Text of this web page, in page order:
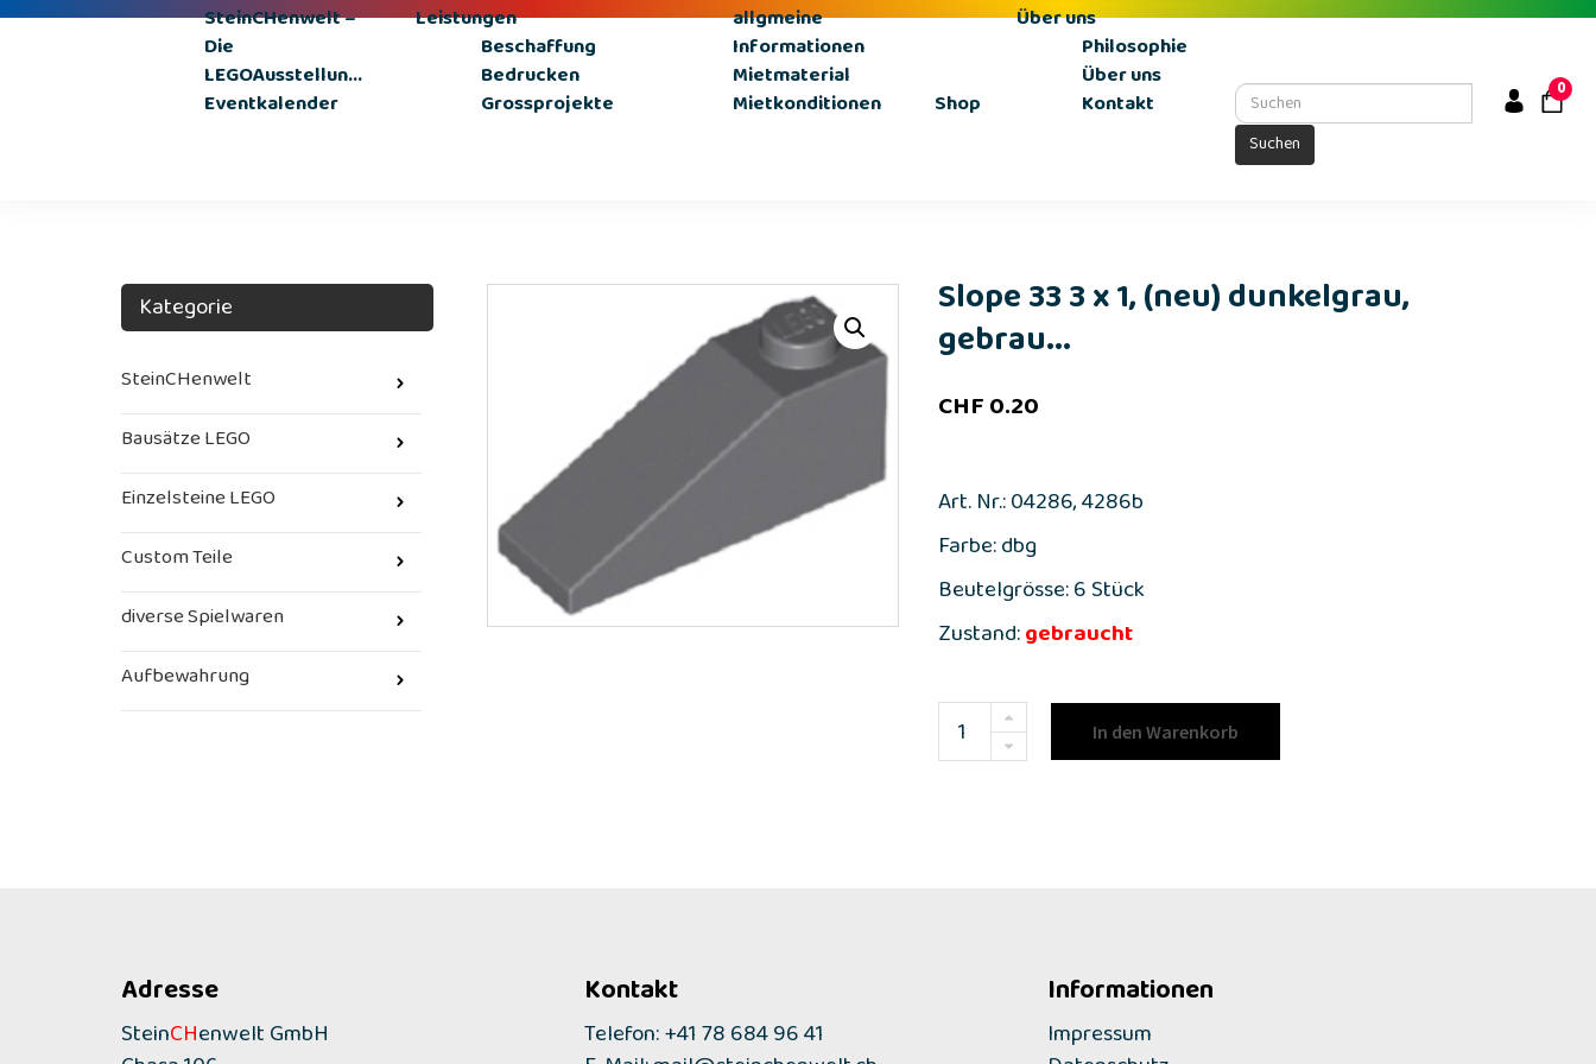
SteinCHenwelt –
Die
LEGOAusstellun...
Eventkalender
Leistungen
Beschaffung
Bedrucken
Grossprojekte
allgmeine
Informationen
Mietmaterial
Mietkonditionen Shop
Über uns
Philosophie
Über uns
Kontakt
Suchen
0
Slope 33 3 x 1, (neu) dunkelgrau,
gebrau...
CHF0.20
Art. Nr.: 04286, 4286b
Farbe: dbg
Beutelgrösse: 6 Stück
Zustand:gebraucht
In den Warenkorb
Kategorie
SteinCHenwelt
Bausätze LEGO
Einzelsteine LEGO
Custom Teile
diverse Spielwaren
Aufbewahrung
Adresse
SteinCHenwelt GmbH
Kontakt
Telefon: +41 78 684 96 41
Informationen
Impressum